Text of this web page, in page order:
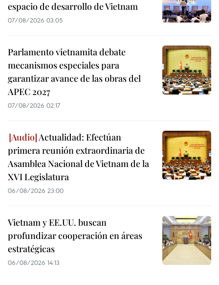
espacio de desarrollo de Vietnam
07/08/2026 03:05
Parlamento vietnamita debate
mecanismos especiales para
garantizar avance de las obras del
APEC 2027
07/08/2026 02:17
Actualidad: Efectúan
primera reunión extraordinaria de
Asamblea Nacional de Vietnam de la
XVI Legislatura
06/08/2026 23:00
Vietnam y EE.UU. buscan
profundizar cooperación en áreas
estratégicas
06/08/2026 14:13